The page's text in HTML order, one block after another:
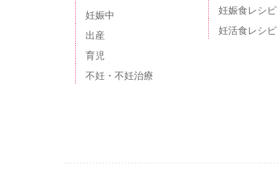
妊娠中
出産
育児
不妊・不妊治療
妊娠食レシピ
妊活食レシピ